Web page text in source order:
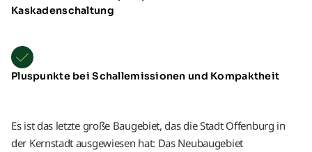
Kaskadenschaltung
Pluspunkte bei Schallemissionen und Kompaktheit
Es ist das letzte große Baugebiet, das die Stadt Offenburg in
der Kernstadt ausgewiesen hat: Das Neubaugebiet